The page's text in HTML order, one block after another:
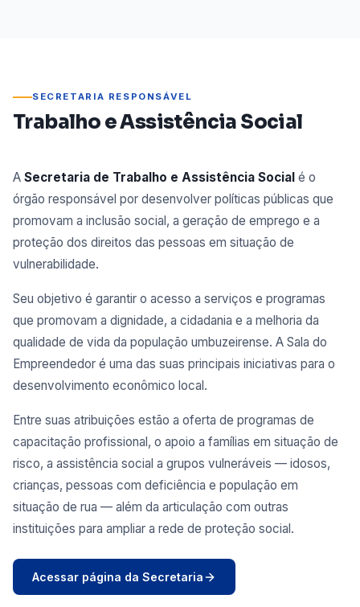
SECRETARIA RESPONSÁVEL
Trabalho e Assistência Social
A Secretaria de Trabalho e Assistência Social é o
órgão responsável por desenvolver políticas públicas que
promovam a inclusão social, a geração de emprego e a
proteção dos direitos das pessoas em situação de
vulnerabilidade.
Seu objetivo é garantir o acesso a serviços e programas
que promovam a dignidade, a cidadania e a melhoria da
qualidade de vida da população umbuzeirense. A Sala do
Empreendedor é uma das suas principais iniciativas para o
desenvolvimento econômico local.
Entre suas atribuições estão a oferta de programas de
capacitação profissional, o apoio a famílias em situação de
risco, a assistência social a grupos vulneráveis — idosos,
crianças, pessoas com deficiência e população em
situação de rua — além da articulação com outras
instituições para ampliar a rede de proteção social.
Acessar página da Secretaria